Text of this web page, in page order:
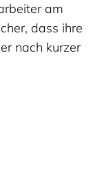
am
dass ihre
nach kurzer